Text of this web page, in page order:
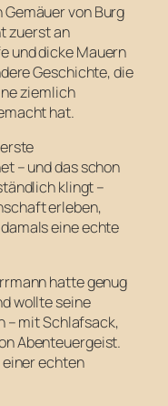
von Burg
zuerst an
und dicke Mauern
Geschichte, die
ziemlich
hat.
– und das schon
klingt –
erleben,
eine echte
hatte genug
wollte seine
– mit Schlafsack,
Abenteuergeist.
einer echten